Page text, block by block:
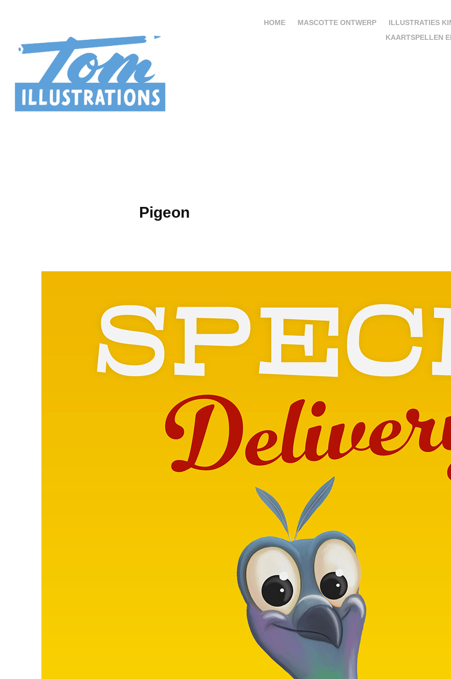
HOME MASCOTTE ONTWERP ILLUSTRATIES
KAARTSPELLEN
Pigeon